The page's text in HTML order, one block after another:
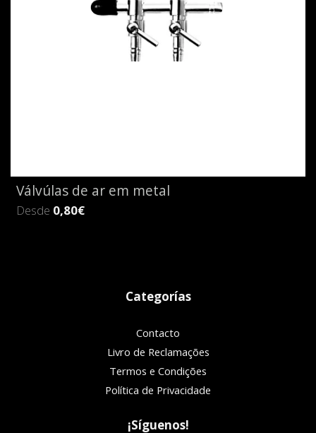
Válvúlas de ar em metal
Desde 0,80€
Categorías
Contacto
Livro de Reclamações
Termos e Condições
Política de Privacidade
¡Síguenos!